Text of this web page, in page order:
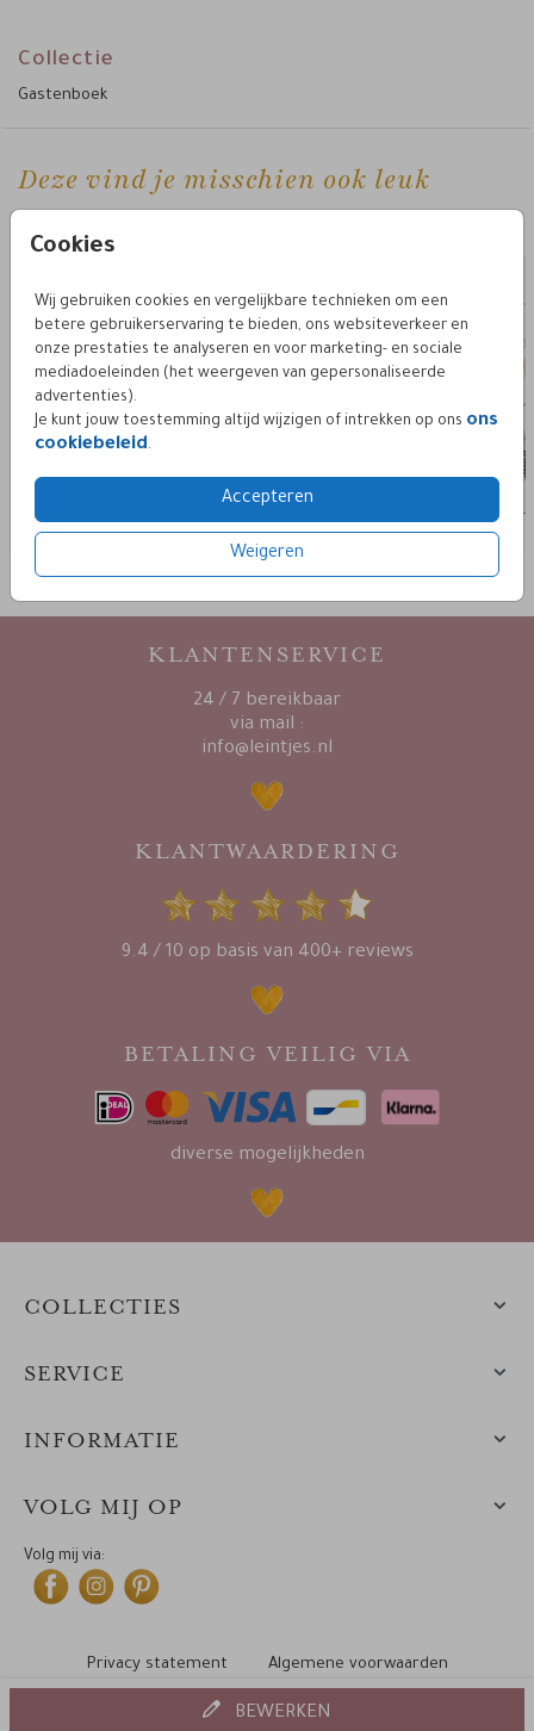
Cookies
Wij gebruiken cookies en vergelijkbare technieken om een
betere gebruikerservaring te bieden, ons websiteverkeer en
onze prestaties te analyseren en voor marketing- en sociale
mediadoeleinden (het weergeven van gepersonaliseerde
advertenties).
Je kunt jouw toestemming altijd wijzigen of intrekken op ons ons
cookiebeleid.
Accepteren
Weigeren
Collectie
Gastenboek
Deze vind je misschien ook leuk
BEWERKEN
KLANTENSERVICE
24 / 7 bereikbaar
via mail :
info@leintjes.nl
KLANTWAARDERING
9.4 / 10 op basis van 400+ reviews
BETALING VEILIG VIA
diverse mogelijkheden
COLLECTIES
SERVICE
INFORMATIE
VOLG MIJ OP
Volg mij via:
Privacy statement
Algemene voorwaarden
Cookiebeleid
© 2010-2025 Leintjes